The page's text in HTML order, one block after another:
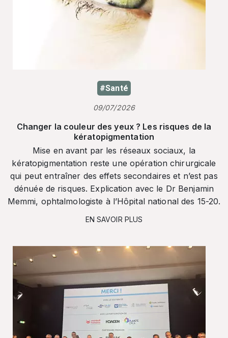
#Santé
09/07/2026
Changer la couleur des yeux ? Les risques de la
kératopigmentation
Mise en avant par les réseaux sociaux, la
kératopigmentation reste une opération chirurgicale
qui peut entraîner des effets secondaires et n’est pas
dénuée de risques. Explication avec le Dr Benjamin
Memmi, ophtalmologiste à l’Hôpital national des 15-20.
EN SAVOIR PLUS